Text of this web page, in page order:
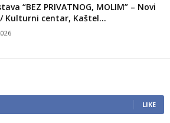
“BEZ PRIVATNOG, MOLIM” – Novi
Kulturni centar, Kaštel...
LIKE